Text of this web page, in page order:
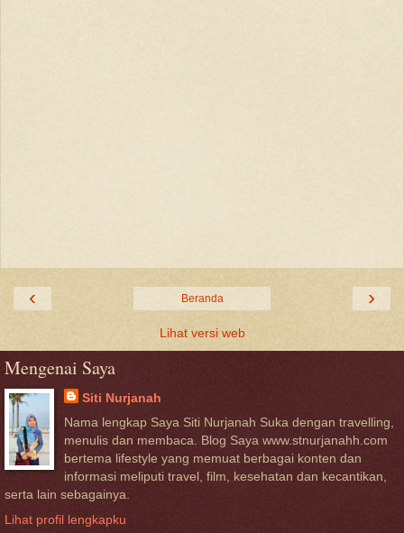
‹ ›
Beranda
Lihat versi web
Mengenai Saya
Siti Nurjanah
Nama lengkap Saya Siti Nurjanah Suka dengan travelling,
menulis dan membaca. Blog Saya www.stnurjanahh.com
bertema lifestyle yang memuat berbagai konten dan
informasi meliputi travel, film, kesehatan dan kecantikan,
serta lain sebagainya.
Lihat profil lengkapku